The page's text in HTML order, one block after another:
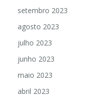
setembro 2023
agosto 2023
julho 2023
junho 2023
maio 2023
abril 2023